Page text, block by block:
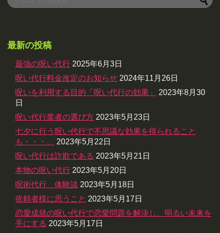
最新の投稿
最強の呪い代行 2025年6月3日
呪い代行料金改定のお知らせ 2024年11月26日
呪いを利用する目的「呪い代行の効果」
2023年8月30
日
呪い代行業者の選び方 2023年5月23日
七夕に行う呪い代行で不思議な効果を得られること
も・・・。
2023年5月22日
呪い代行は詐欺である 2023年5月21日
本物の呪い代行 2023年5月20日
呪術代行 体験談 2023年5月18日
依頼者様に思うこと 2023年5月17日
恋愛成就の呪い代行で恋愛問題を解決し、明るい未来を
手にする 2023年5月17日